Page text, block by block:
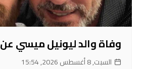
وفاة والد ليونيل ميسي عن 68 عاما
السبت, 8 أغسطس 2026, 15:54